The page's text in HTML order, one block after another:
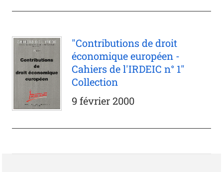
"Contributions de droit
économique européen -
Cahiers de l'IRDEIC n° 1"
Collection
9 février 2000